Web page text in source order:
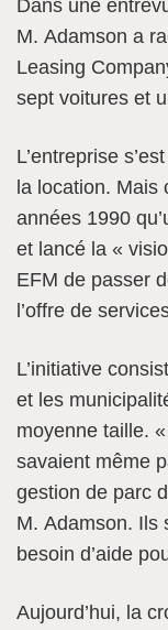
Dans une
M. Adamson a
Leasing
sept voitures et
L’entreprise
la location. Mais
années 1990
et lancé la «
EFM de passer
l’offre de
L’initiative
et les
moyenne taille.
savaient même
gestion de parc
M. Adamson. Ils
besoin d’aide
Aujourd’hui, la